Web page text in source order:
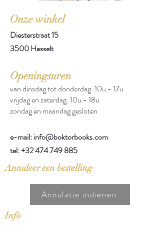
Onze winkel
Diesterstraat 15
3500 Hasselt
Openingsuren
van dinsdag tot donderdag: 10u - 17u
vrijdag en zaterdag: 10u - 18u
zondag en maandag gesloten
e-mail: info@boktorbooks.com
tel:+32 474 749 885
Annuleer een bestelling
Annulatie indienen
Info